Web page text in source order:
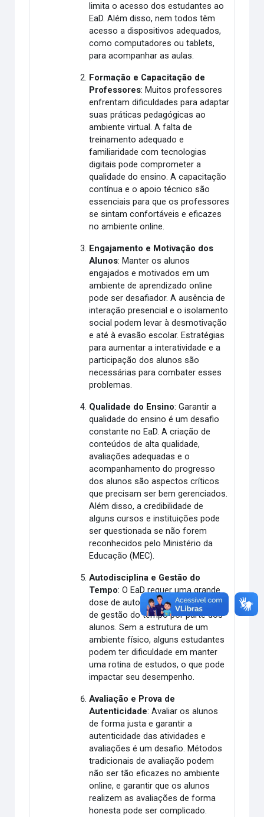
limita o acesso dos estudantes ao
EaD. Além disso, nem todos têm
acesso a dispositivos adequados,
como computadores ou tablets,
para acompanhar as aulas.
Formação e Capacitação de
Professores: Muitos professores
enfrentam dificuldades para adaptar
suas práticas pedagógicas ao
ambiente virtual. A falta de
treinamento adequado e
familiaridade com tecnologias
digitais pode comprometer a
qualidade do ensino. A capacitação
contínua e o apoio técnico são
essenciais para que os professores
se sintam confortáveis e eficazes
no ambiente online.
Engajamento e Motivação dos
Alunos: Manter os alunos
engajados e motivados em um
ambiente de aprendizado online
pode ser desafiador. A ausência de
interação presencial e o isolamento
social podem levar à desmotivação
e até à evasão escolar. Estratégias
para aumentar a interatividade e a
participação dos alunos são
necessárias para combater esses
problemas.
Qualidade do Ensino: Garantir a
qualidade do ensino é um desafio
constante no EaD. A criação de
conteúdos de alta qualidade,
avaliações adequadas e o
acompanhamento do progresso
dos alunos são aspectos críticos
que precisam ser bem gerenciados.
Além disso, a credibilidade de
alguns cursos e instituições pode
ser questionada se não forem
reconhecidos pelo Ministério da
Educação (MEC).
Autodisciplina e Gestão do
Tempo: O EaD requer uma grande
dose de autodisciplina e habilidades
de gestão do tempo por parte dos
alunos. Sem a estrutura de um
ambiente físico, alguns estudantes
podem ter dificuldade em manter
uma rotina de estudos, o que pode
impactar seu desempenho.
Avaliação e Prova de
Autenticidade: Avaliar os alunos
de forma justa e garantir a
autenticidade das atividades e
avaliações é um desafio. Métodos
tradicionais de avaliação podem
não ser tão eficazes no ambiente
online, e garantir que os alunos
realizem as avaliações de forma
honesta pode ser complicado.